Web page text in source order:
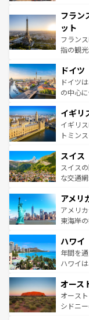
ませて
なお、
しい。
文化が
れる闘
る。首
アート
せる。
ンテン
フラン
ット
フラン
指の観
で、幅
聖堂、
から魅
いる。
香り高
らに、
れる地
を参照
ドイツ
ドイツ
の中心
顔を持
ルリン
してラ
は、お酒
ドイツ
イギリ
イギリ
トミン
リアご
ティー
戦など
ンツ一覧
スイス
スイス
な交通
の建物
博物館
ことが
ば市内交
着のス
アメリ
アメリ
東海岸
のよう
ンメン
西部に
部のニ
文化が
しみな
ハワイ
年間を
ハワイ
ワイ島
島だが
おすす
オース
オース
シドニ